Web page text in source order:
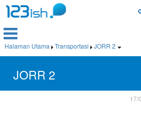

Halaman Utama  Transportasi  JORR 2 
JORR 2
17/